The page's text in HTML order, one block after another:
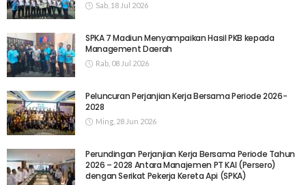
Sab, 18 Jul 2026
SPKA 7 Madiun Menyampaikan Hasil PKB kepada
Management Daerah
Rab, 08 Jul 2026
Peluncuran Perjanjian Kerja Bersama Periode 2026-
2028
Ming, 28 Jun 2026
Perundingan Perjanjian Kerja Bersama Periode Tahun
2026 – 2028 Antara Manajemen PT KAI (Persero)
dengan Serikat Pekerja Kereta Api (SPKA)